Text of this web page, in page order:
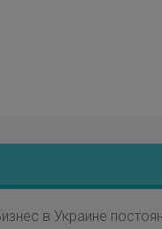
в Украине